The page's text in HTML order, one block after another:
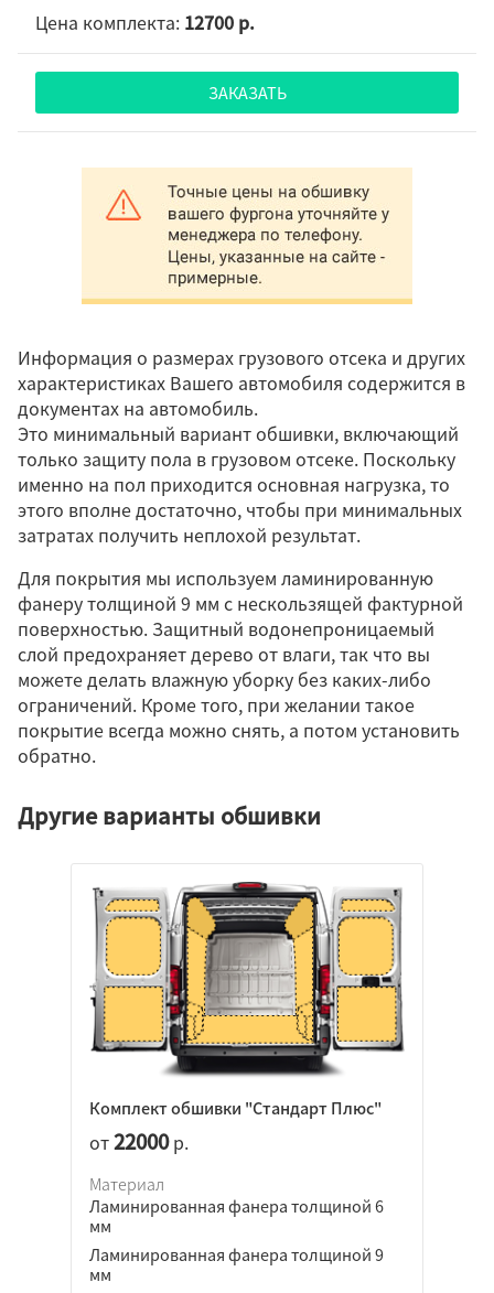
12700 р.
ЗАКАЗАТЬ
Информация о размерах грузового отсека и других
характеристиках Вашего автомобиля содержится в
документах на автомобиль.
Это минимальный вариант обшивки, включающий
только защиту пола в грузовом отсеке. Поскольку
именно на пол приходится основная нагрузка, то
этого вполне достаточно, чтобы при минимальных
затратах получить неплохой результат.
Для покрытия мы используем ламинированную
фанеру толщиной 9 мм с нескользящей фактурной
поверхностью. Защитный водонепроницаемый
слой предохраняет дерево от влаги, так что вы
можете делать влажную уборку без каких-либо
ограничений. Кроме того, при желании такое
покрытие всегда можно снять, а потом установить
обратно.
Другие варианты обшивки
Комплект обшивки "Стандарт Плюс"
от22000р.
Материал
Ламинированная фанера толщиной 6
мм
Ламинированная фанера толщиной 9
мм